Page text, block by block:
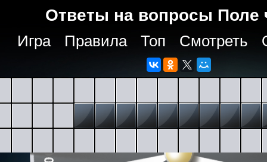
Ответы на вопросы Поле
Игра Правила Топ Смотреть